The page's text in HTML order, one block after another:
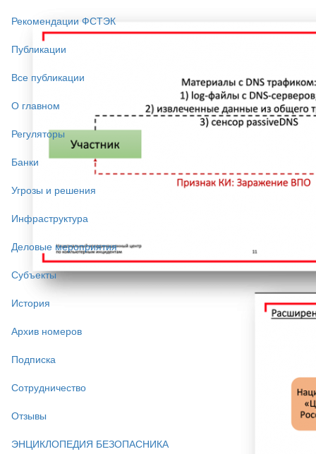
Рекомендации ФСТЭК
Публикации
Все публикации
О главном
Регуляторы
Банки
Угрозы и решения
Инфраструктура
Деловые мероприятия
Субъекты
История
Архив номеров
Подписка
Сотрудничество
Отзывы
ЭНЦИКЛОПЕДИЯ БЕЗОПАСНИКА